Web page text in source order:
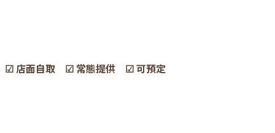
☑ 店面自取 ☑ 常態提供 ☑ 可預定